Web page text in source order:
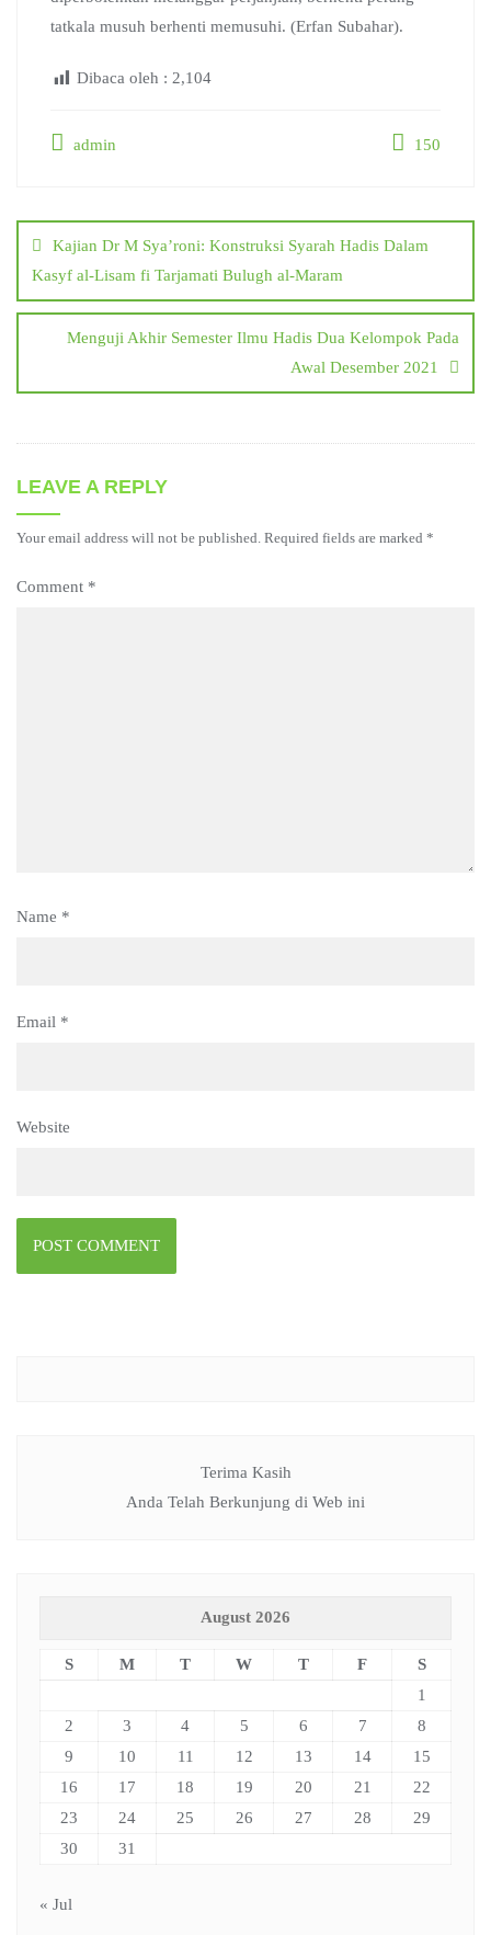
tatkala musuh berhenti memusuhi. (Erfan Subahar).
Dibaca oleh : 2,104
admin 150
navigation
Kajian Dr M Sya’roni: Konstruksi Syarah Hadis Dalam
Kasyf al-Lisam fi Tarjamati Bulugh al-Maram
Menguji Akhir Semester Ilmu Hadis Dua Kelompok Pada
Awal Desember 2021
LEAVE A REPLY
Your email address will not be published. Required fields are marked *
Comment *
Name *
Email *
Website
Terima Kasih
Anda Telah Berkunjung di Web ini
August 2026
S M T W T F
S
1
2
3 4 5 6 7
8
9
10 11 12 13 14
15
16
17 18 19 20 21
22
23
24 25 26 27 28
29
30
31
« Jul